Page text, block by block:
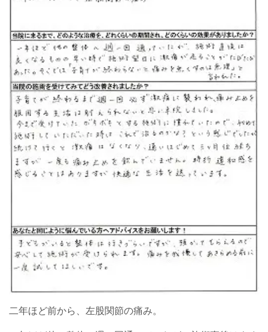
二年ほど前から、左股関節の痛み。